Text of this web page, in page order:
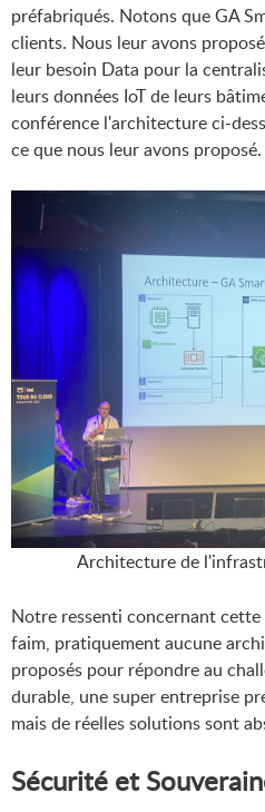
préfabriqués. Notons que GA
clients. Nous leur avons
leur besoin Data pour la
leurs données IoT de leurs
conférence l'architecture ci-
ce que nous leur avons proposé.
Architecture de
Notre ressenti concernant
faim, pratiquement aucune
proposés pour répondre au
durable, une super entreprise
mais de réelles solutions sont
Sécurité et